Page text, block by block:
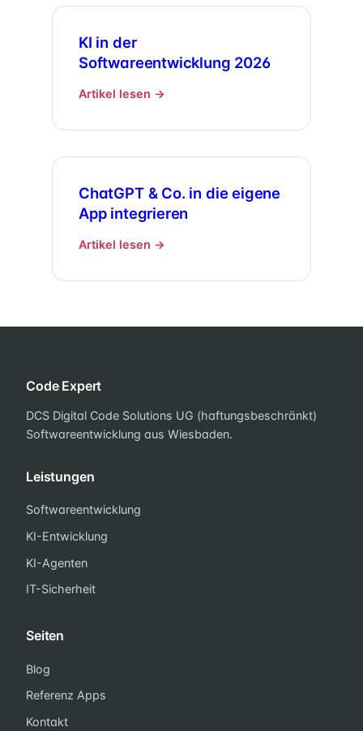
KI in der
Softwareentwicklung 2026
Artikel lesen →
ChatGPT & Co. in die eigene
App integrieren
Artikel lesen →
Code Expert
DCS Digital Code Solutions UG (haftungsbeschränkt)
Softwareentwicklung aus Wiesbaden.
Leistungen
Softwareentwicklung
KI-Entwicklung
KI-Agenten
IT-Sicherheit
Seiten
Blog
Referenz Apps
Kontakt